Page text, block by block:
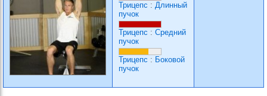
Трицепс : Длинный
пучок
Трицепс : Средний
пучок
Трицепс : Боковой
пучок